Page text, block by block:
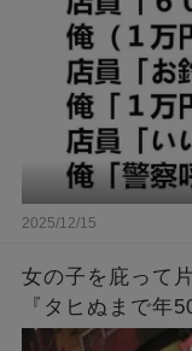
2025/12/15
女の子を庇って
『タヒぬまで年
後、その女の子